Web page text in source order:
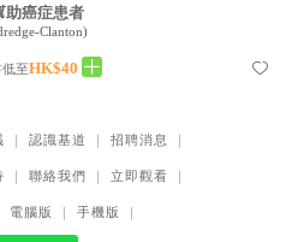
助癌症患者
Clanton)
至HK$40
｜ 認識基道 ｜ 招聘消息 ｜
｜ 聯絡我們 ｜ 立即觀看 ｜
電腦版 ｜ 手機版 ｜